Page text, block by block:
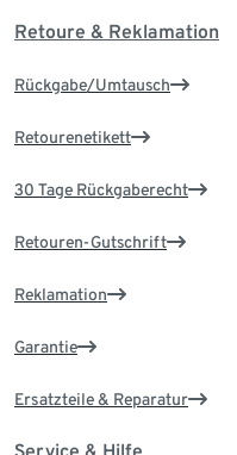
Retoure & Reklamation
Rückgabe/Umtausch
Retourenetikett
30 Tage Rückgaberecht
Retouren-Gutschrift
Reklamation
Garantie
Ersatzteile & Reparatur